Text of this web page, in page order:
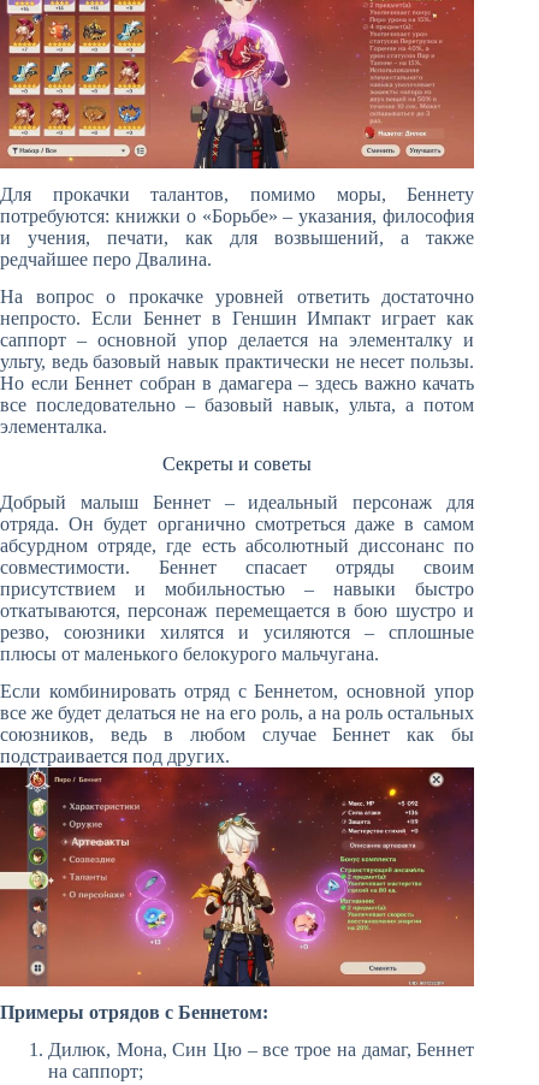
Для прокачки талантов, помимо моры, Беннету
потребуются: книжки о «Борьбе» – указания, философия
и учения, печати, как для возвышений, а также
редчайшее перо Двалина.
На вопрос о прокачке уровней ответить достаточно
непросто. Если Беннет в Геншин Импакт играет как
саппорт – основной упор делается на элементалку и
ульту, ведь базовый навык практически не несет пользы.
Но если Беннет собран в дамагера – здесь важно качать
все последовательно – базовый навык, ульта, а потом
элементалка.
Секреты и советы
Добрый малыш Беннет – идеальный персонаж для
отряда. Он будет органично смотреться даже в самом
абсурдном отряде, где есть абсолютный диссонанс по
совместимости. Беннет спасает отряды своим
присутствием и мобильностью – навыки быстро
откатываются, персонаж перемещается в бою шустро и
резво, союзники хилятся и усиляются – сплошные
плюсы от маленького белокурого мальчугана.
Если комбинировать отряд с Беннетом, основной упор
все же будет делаться не на его роль, а на роль остальных
союзников, ведь в любом случае Беннет как бы
подстраивается под других.
Примеры отрядов с Беннетом:
Дилюк, Мона, Син Цю – все трое на дамаг, Беннет
на саппорт;